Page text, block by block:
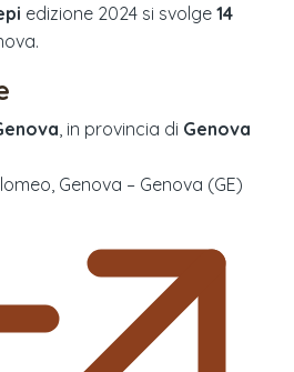
edizione 2024 si svolge 14
.
, in provincia di Genova
Genova – Genova (GE)